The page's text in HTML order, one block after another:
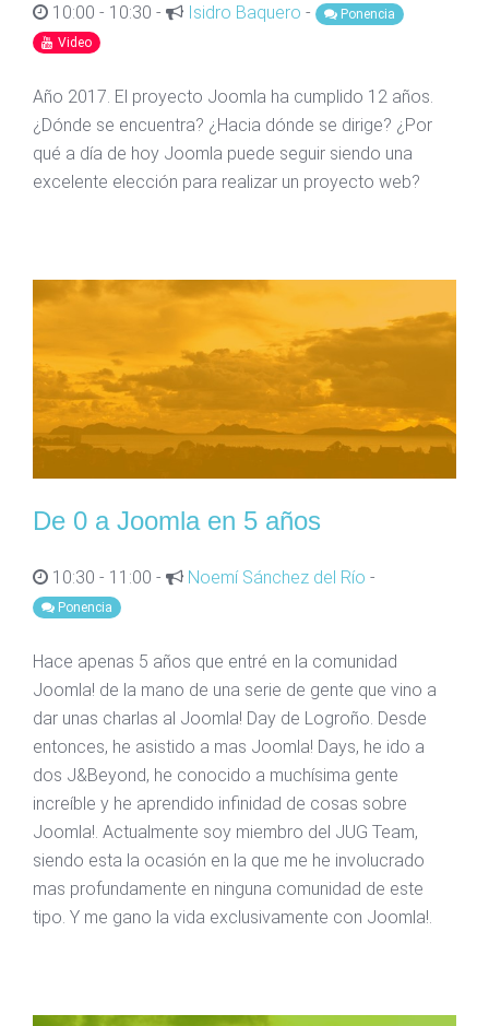
10:00 - 10:30 - Isidro Baquero -
Ponencia
Video
Año 2017. El proyecto Joomla ha cumplido 12 años.
¿Dónde se encuentra? ¿Hacia dónde se dirige? ¿Por
qué a día de hoy Joomla puede seguir siendo una
excelente elección para realizar un proyecto web?
De 0 a Joomla en 5 años
10:30 - 11:00 - Noemí Sánchez del Río -
Ponencia
Hace apenas 5 años que entré en la comunidad
Joomla! de la mano de una serie de gente que vino a
dar unas charlas al Joomla! Day de Logroño. Desde
entonces, he asistido a mas Joomla! Days, he ido a
dos J&Beyond, he conocido a muchísima gente
increíble y he aprendido infinidad de cosas sobre
Joomla!. Actualmente soy miembro del JUG Team,
siendo esta la ocasión en la que me he involucrado
mas profundamente en ninguna comunidad de este
tipo. Y me gano la vida exclusivamente con Joomla!.